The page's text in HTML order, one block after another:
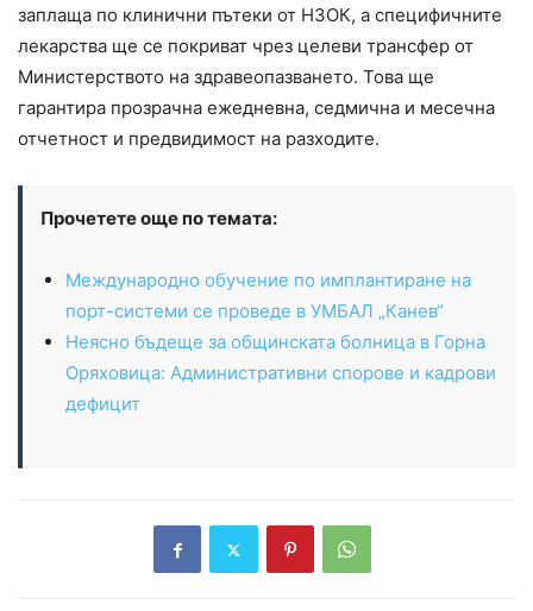
заплаща по клинични пътеки от НЗОК, а специфичните
лекарства ще се покриват чрез целеви трансфер от
Министерството на здравеопазването. Това ще
гарантира прозрачна ежедневна, седмична и месечна
отчетност и предвидимост на разходите.
Прочетете още по темата:
Международно обучение по имплантиране на
порт-системи се проведе в УМБАЛ „Канев“
Неясно бъдеще за общинската болница в Горна
Оряховица: Административни спорове и кадрови
дефицит